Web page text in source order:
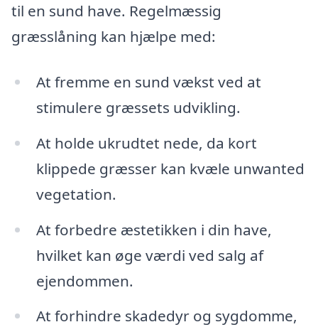
til en sund have. Regelmæssig
græsslåning kan hjælpe med:
At fremme en sund vækst ved at
stimulere græssets udvikling.
At holde ukrudtet nede, da kort
klippede græsser kan kvæle unwanted
vegetation.
At forbedre æstetikken i din have,
hvilket kan øge værdi ved salg af
ejendommen.
At forhindre skadedyr og sygdomme,